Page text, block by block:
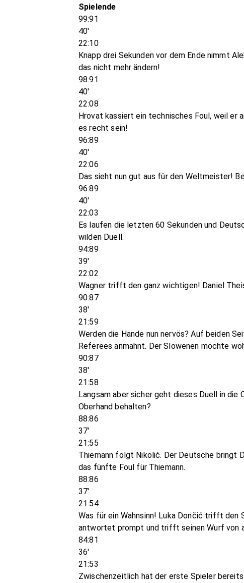
Spielende
99:91
40'
22:10
Knapp drei Sekunden vor dem Ende nimmt
das nicht mehr ändern!
98:91
40'
22:08
Hrovat kassiert ein technisches Foul, weil er
es recht sein!
96:89
40'
22:06
Das sieht nun gut aus für den Weltmeister!
96:89
40'
22:03
Es laufen die letzten 60 Sekunden und
wilden Duell.
94:89
39'
22:02
Wagner trifft den ganz wichtigen! Daniel
90:87
38'
21:59
Werden die Hände nun nervös? Auf beiden
Referees anmahnt. Der Slowenen möchte
90:87
38'
21:58
Langsam aber sicher geht dieses Duell in die
Oberhand behalten?
88:86
37'
21:55
Thiemann folgt Nikolić. Der Deutsche bringt
das fünfte Foul für Thiemann.
88:86
37'
21:54
Was für ein Wahnsinn! Luka Dončić trifft den
antwortet prompt und trifft seinen Wurf von
84:81
36'
21:53
Zwischenzeitlich hat der erste Spieler